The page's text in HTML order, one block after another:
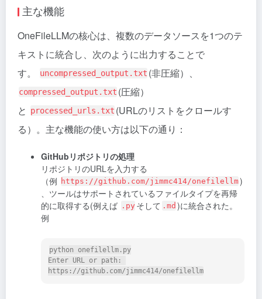
主な機能
OneFileLLMの核心は、複数のデータソースを1つのテ
キストに統合し、次のように出力することで
す。
uncompressed_output.txt (非圧縮）、
compressed_output.txt (圧縮）
と
processed_urls.txt (URLのリストをクロールす
る）。主な機能の使い方は以下の通り：
GitHubリポジトリの処理
リポジトリのURLを入力する
（例 https://github.com/jimmc414/onefilellm)
、ツールはサポートされているファイルタイプを再帰
的に取得する(例えば .py そして .md )に統合された。
例
python onefilellm.py
Enter URL or path: